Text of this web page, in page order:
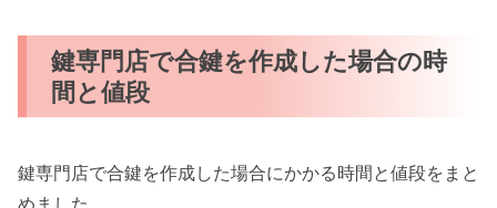
鍵専門店で合鍵を作成した場合の時
間と値段
鍵専門店で合鍵を作成した場合にかかる時間と値段をまと
めました。